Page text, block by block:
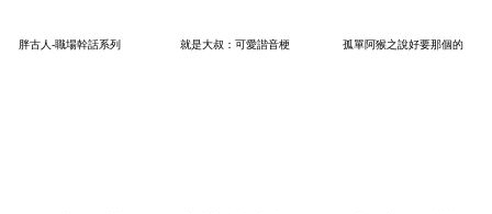
胖古人-職場幹話系列 就是大叔：可愛諧音梗 孤單阿猴之說好要那個的